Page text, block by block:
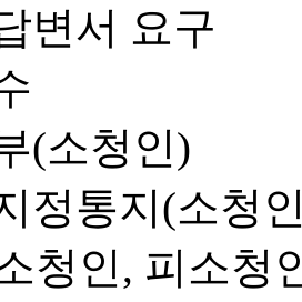
변서 요구
(소청인)
정통지(소청
청인, 피소청